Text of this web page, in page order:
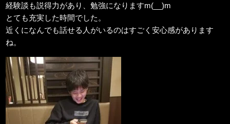
経験談も説得力があり、勉強になりますm(__)m
とても充実した時間でした。
近くになんでも話せる人がいるのはすごく安心感があります
ね。